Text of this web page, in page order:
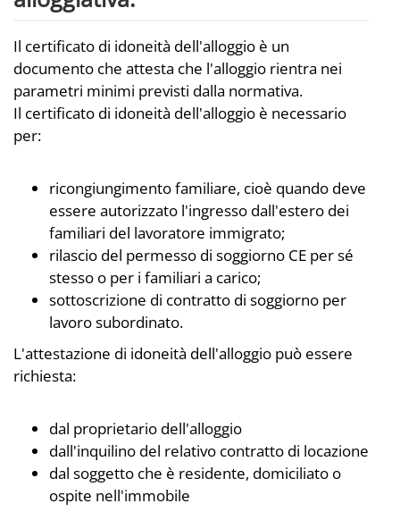
Il certificato di idoneità dell'alloggio è un
documento che attesta che l'alloggio rientra nei
parametri minimi previsti dalla normativa.
Il certificato di idoneità dell'alloggio è necessario
per:
ricongiungimento familiare, cioè quando deve
essere autorizzato l'ingresso dall'estero dei
familiari del lavoratore immigrato;
rilascio del permesso di soggiorno CE per sé
stesso o per i familiari a carico;
sottoscrizione di contratto di soggiorno per
lavoro subordinato.
L'attestazione di idoneità dell'alloggio può essere
richiesta:
dal proprietario dell'alloggio
dall'inquilino del relativo contratto di locazione
dal soggetto che è residente, domiciliato o
ospite nell'immobile